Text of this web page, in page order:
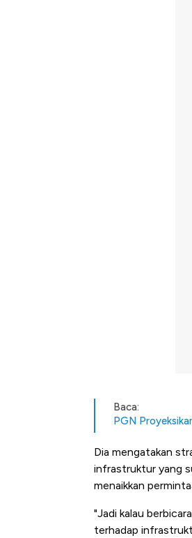
Baca:
PGN
Dia mengatakan
infrastruktur yang
menaikkan
"Jadi kalau
terhadap